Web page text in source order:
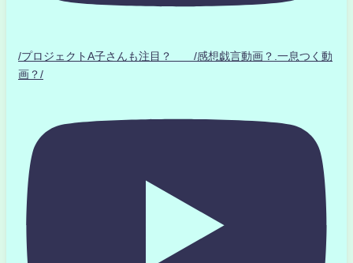
/プロジェクトA子さんも注目？ /感想戯言動画？.一息つく動
画？/